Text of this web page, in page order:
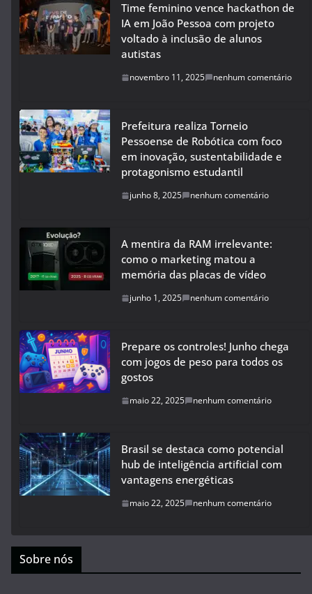
Time feminino vence hackathon de
IA em João Pessoa com projeto
voltado à inclusão de alunos
autistas
novembro 11, 2025 nenhum comentário
Prefeitura realiza Torneio
Pessoense de Robótica com foco
em inovação, sustentabilidade e
protagonismo estudantil
junho 8, 2025 nenhum comentário
A mentira da RAM irrelevante:
como o marketing matou a
memória das placas de vídeo
junho 1, 2025 nenhum comentário
Prepare os controles! Junho chega
com jogos de peso para todos os
gostos
maio 22, 2025 nenhum comentário
Brasil se destaca como potencial
hub de inteligência artificial com
vantagens energéticas
maio 22, 2025 nenhum comentário
Sobre nós